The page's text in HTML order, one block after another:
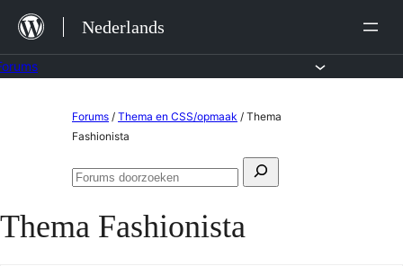
naar
de
Nederlands
Forums / Thema en CSS/opmaak / Thema
Fashionista
Zoeken
Forums
Thema Fashionista